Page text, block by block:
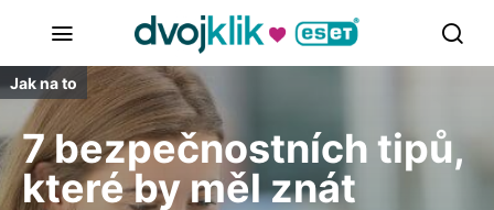
Jak na to
7 bezpečnostních tipů,
které by měl znát